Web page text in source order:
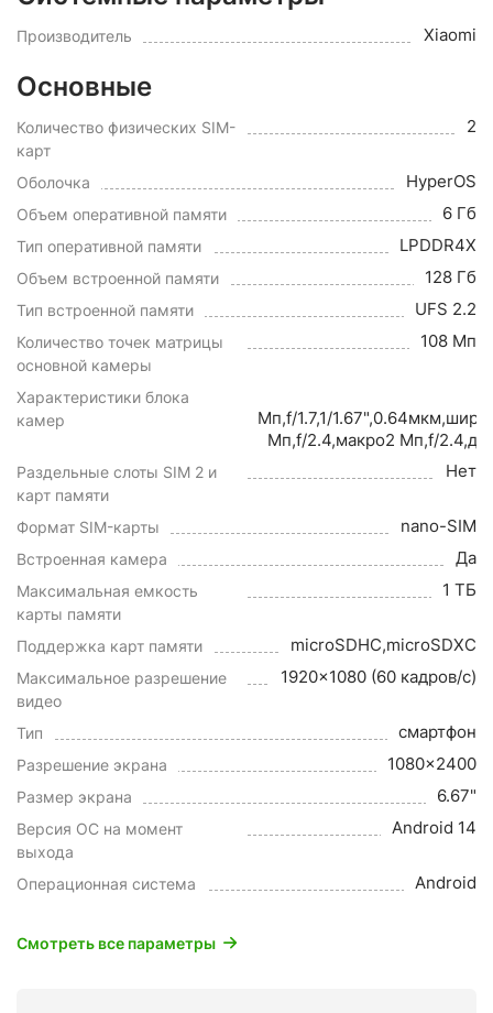
Производитель Xiaomi
Основные
Количество физических SIM-
карт
2
Оболочка HyperOS
Объем оперативной памяти 6 Гб
Тип оперативной памяти LPDDR4X
Объем встроенной памяти 128 Гб
Тип встроенной памяти UFS 2.2
Количество точек матрицы
основной камеры
108 Мп
Характеристики блока
камер
Мп,f/1.7,1/
Мп,f/2.4,макро2 Мп,f/
Раздельные слоты SIM 2 и
карт памяти
Нет
Формат SIM-карты nano-SIM
Встроенная камера Да
Максимальная емкость
карты памяти
1 ТБ
Поддержка карт памяти microSDHC,microSDXC
Максимальное разрешение
видео
1920x1080 (60 кадров/с)
Тип смартфон
Разрешение экрана 1080x2400
Размер экрана 6.67"
Версия ОС на момент
выхода
Android 14
Операционная система Android
Смотреть все параметры